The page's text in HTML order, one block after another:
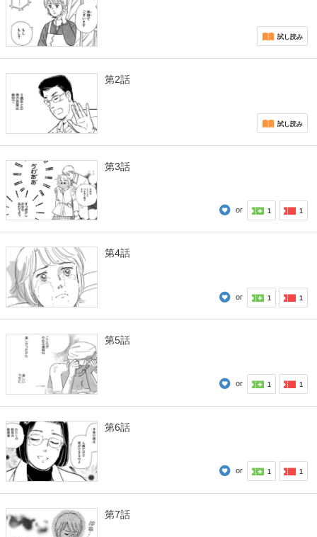
試し読み
第2話
試し読み
第3話
or 1 1
第4話
or 1 1
第5話
or 1 1
第6話
or 1 1
第7話